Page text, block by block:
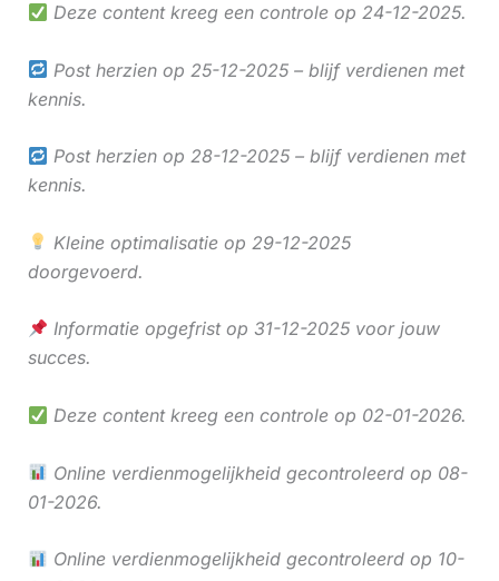
Deze content kreeg een controle op 24-12-2025.
Post herzien op 25-12-2025 – blijf verdienen met
kennis.
Post herzien op 28-12-2025 – blijf verdienen met
kennis.
Kleine optimalisatie op 29-12-2025
doorgevoerd.
Informatie opgefrist op 31-12-2025 voor jouw
succes.
Deze content kreeg een controle op 02-01-2026.
Online verdienmogelijkheid gecontroleerd op 08-
01-2026.
Online verdienmogelijkheid gecontroleerd op 10-